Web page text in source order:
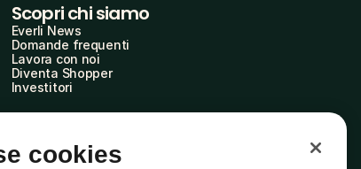
Scopri chi siamo
Everli News
Domande frequenti
Lavora con noi
Diventa Shopper
Investitori
cookies